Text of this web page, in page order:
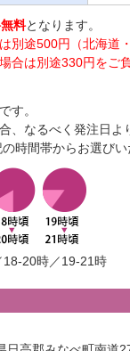
料となります。
別途500円（北海道
合は別途330円をご
す。
、なるべく発注日よ
時間帯からお選びい
20時／19-21時